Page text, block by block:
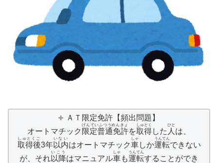
ＡＴ限定免許【頻出問題】
オートマチック 限定普通免許
げんていふつうめんきょ
を取得
しゅとく
した 人
ひと
は、
取得後
しゅとくご
3年以内
いない
はオートマチック車
しゃ
しか運転
うんてん
できない
が、それ以降
いこう
はマニュアル車
しゃ
も運転
うんてん
することができ